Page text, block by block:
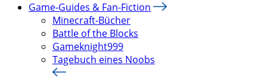
Game-Guides & Fan-Fiction
Minecraft-Bücher
Battle of the Blocks
Gameknight999
Tagebuch eines Noobs